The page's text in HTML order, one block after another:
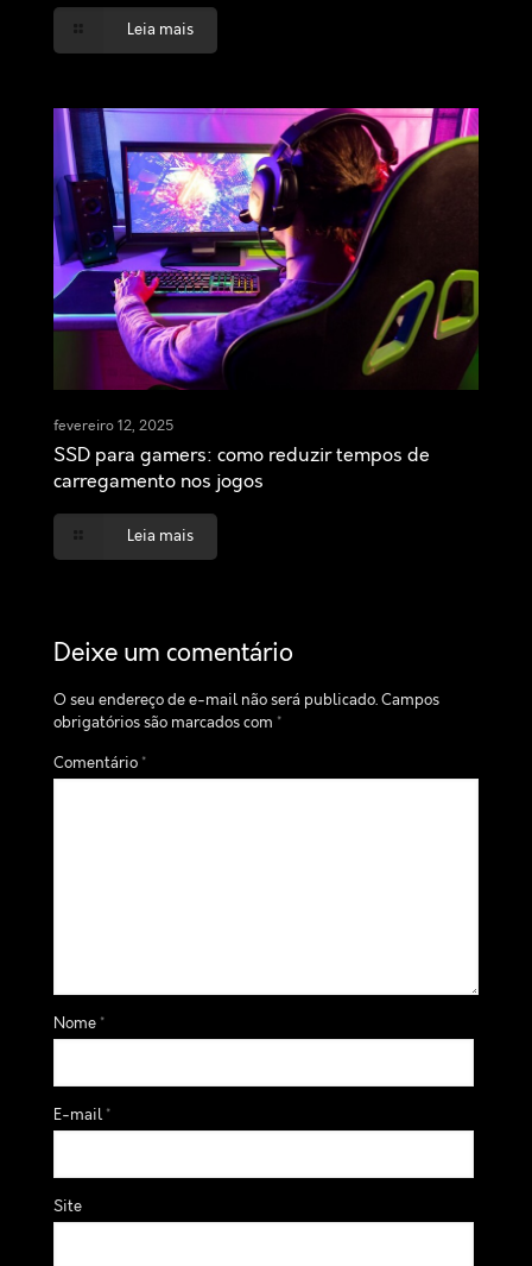
Leia mais
fevereiro 12, 2025
SSD para gamers: como reduzir tempos de
carregamento nos jogos
Leia mais
Deixe um comentário
O seu endereço de e-mail não será publicado.Campos
obrigatórios são marcados com *
Comentário *
Nome *
E-mail*
Site